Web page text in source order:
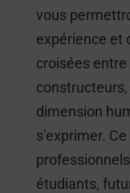
vous
expérience et
croisées
dimension
s’exprimer.
étudiants,